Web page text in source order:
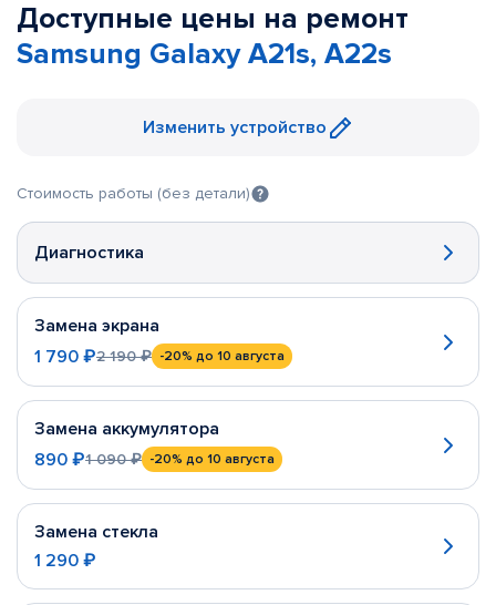
Доступные цены на ремонт
Samsung Galaxy A21s, A22s
Изменить устройство
Стоимость работы (без детали)
Диагностика
Замена экрана
1 790 ₽2 190 ₽ -20% до 10 августа
Замена аккумулятора
890 ₽1 090 ₽ -20% до 10 августа
Замена стекла
1 290 ₽